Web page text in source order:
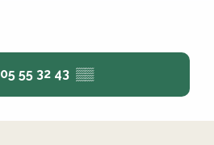
05 55 32 43 ▒▒